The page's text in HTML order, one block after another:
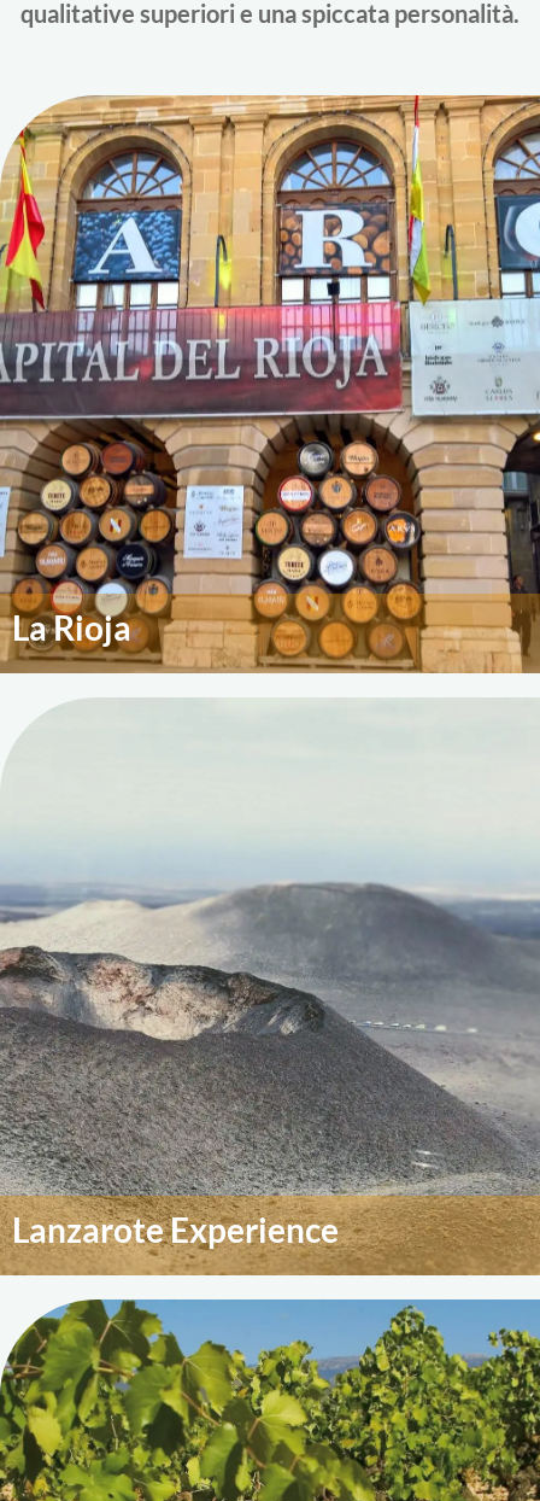
qualitative superiori e una spiccata personalità.
La Rioja
Lanzarote Experience